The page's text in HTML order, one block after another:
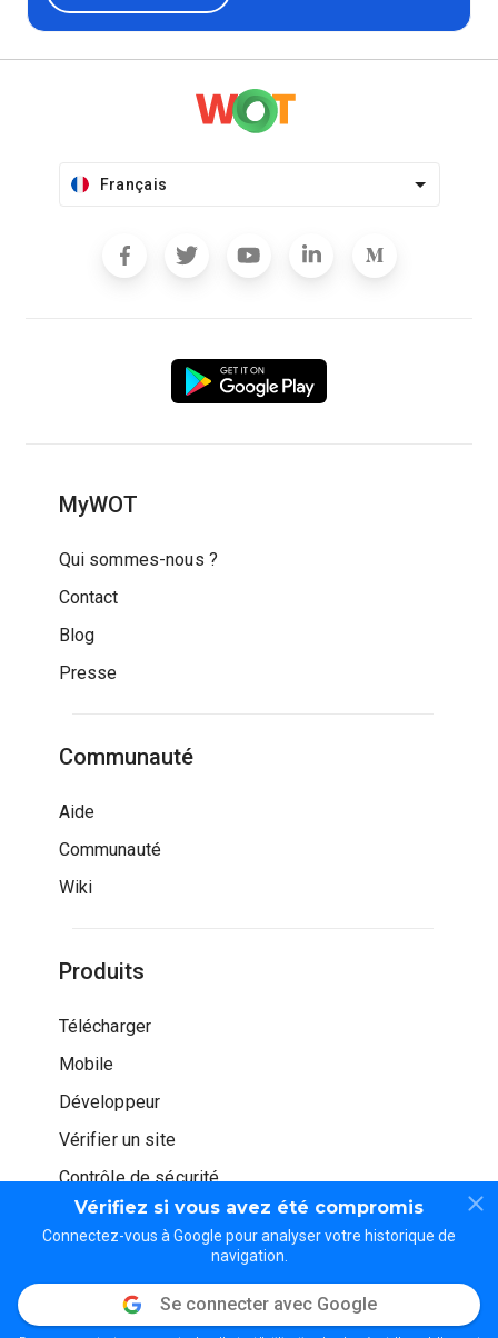
Vérifiez si vous avez été compromis
Connectez-vous à Google pour analyser votre historique de
navigation.
Se connecter avec Google
Français
MyWOT
Qui sommes-nous ?
Contact
Blog
Presse
Communauté
Aide
Communauté
Wiki
Produits
Télécharger
Mobile
Développeur
Vérifier un site
Contrôle de sécurité
© WOT Services LP. Tous droits réservés